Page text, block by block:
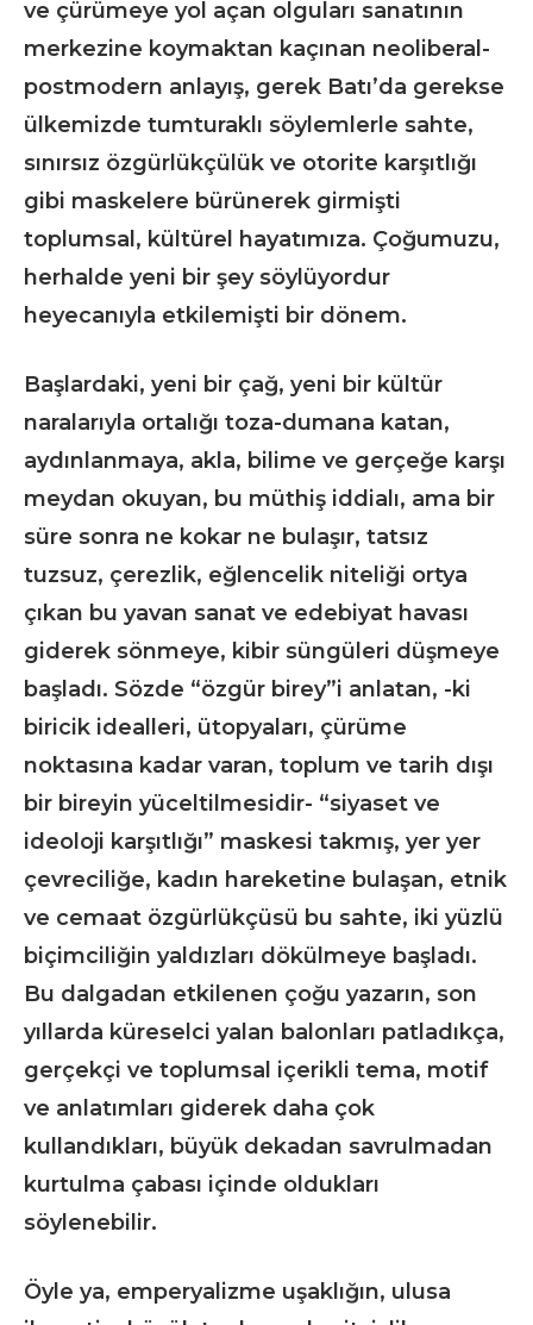
ve çürümeye yol açan olguları sanatının
merkezine koymaktan kaçınan neoliberal-
postmodern anlayış, gerek Batı’da gerekse
ülkemizde tumturaklı söylemlerle sahte,
sınırsız özgürlükçülük ve otorite karşıtlığı
gibi maskelere bürünerek girmişti
toplumsal, kültürel hayatımıza. Çoğumuzu,
herhalde yeni bir şey söylüyordur
heyecanıyla etkilemişti bir dönem.
Başlardaki, yeni bir çağ, yeni bir kültür
naralarıyla ortalığı toza-dumana katan,
aydınlanmaya, akla, bilime ve gerçeğe karşı
meydan okuyan, bu müthiş iddialı, ama bir
süre sonra ne kokar ne bulaşır, tatsız
tuzsuz, çerezlik, eğlencelik niteliği ortya
çıkan bu yavan sanat ve edebiyat havası
giderek sönmeye, kibir süngüleri düşmeye
başladı. Sözde “özgür birey”i anlatan, -ki
biricik idealleri, ütopyaları, çürüme
noktasına kadar varan, toplum ve tarih dışı
bir bireyin yüceltilmesidir- “siyaset ve
ideoloji karşıtlığı” maskesi takmış, yer yer
çevreciliğe, kadın hareketine bulaşan, etnik
ve cemaat özgürlükçüsü bu sahte, iki yüzlü
biçimciliğin yaldızları dökülmeye başladı.
Bu dalgadan etkilenen çoğu yazarın, son
yıllarda küreselci yalan balonları patladıkça,
gerçekçi ve toplumsal içerikli tema, motif
ve anlatımları giderek daha çok
kullandıkları, büyük dekadan savrulmadan
kurtulma çabası içinde oldukları
söylenebilir.
Öyle ya, emperyalizme uşaklığın, ulusa